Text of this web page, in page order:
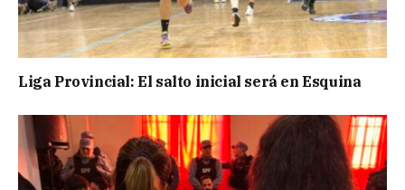
Liga Provincial: El salto inicial será en Esquina